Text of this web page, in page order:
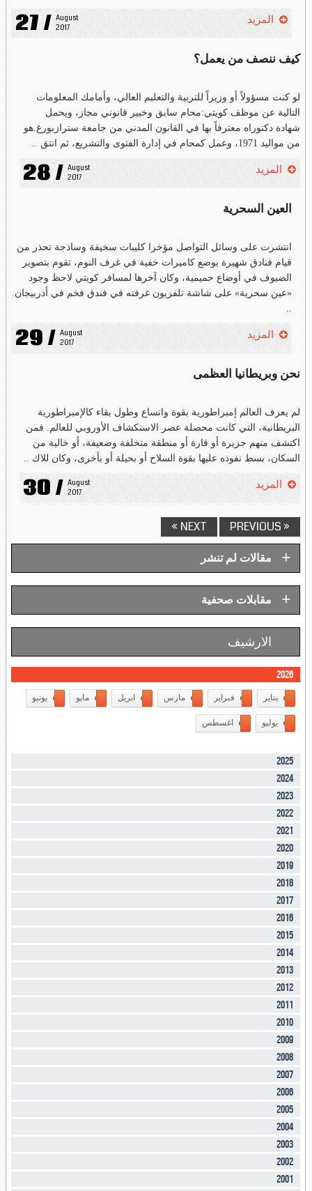
27 / August
2017
المزيد
كيف ننصف من يعمل؟
لو كنت مسؤولاً أو وزيراً للتربية والتعليم العالي، وأمامك المعلومات
التالية عن موظف كويتي:محام سابق وخبير قانوني مجاز، ويحمل
شهادة دكتوراه معترفاً بها في القانون المدني من جامعة سترازبورغ.هو
من مواليد 1971، وعمل كمحام في إدارة الفتوى والتشريع، ثم انتق ..
28 / August
2017
المزيد
العين السحرية
انتشرت على وسائل التواصل مؤخرا كليبات سخيفة وساذجة تحذر من
قيام فنادق شهيرة بوضع كاميرات خفية في غرف النوم، تقوم بتصوير
الضيوف في أوضاع حميمية، وكان آخرها لمسافر كويتي لاحظ وجود
«عين سحرية» على شاشة تلفزيون غرفته في فندق فخم في أذربيجان.
..
29 / August
2017
المزيد
نحن وبريطانيا العظمى
لم يعرف العالم إمبراطورية بقوة واتساع وطول بقاء كالإمبراطورية
البريطانية، التي كانت محصلة عصر الاستكشاف الأوروبي للعالم. فمن
اكتشف منهم جزيرة أو قارة أو منطقة متخلفة وضعيفة، أو خالية من
السكان، بسط نفوذه عليها بقوة السلاح أو بحيلة أو بأخرى، وكان للاك ..
30 / August
2017
المزيد
« PREVIOUS
NEXT »
مقالات لم تنشر +
مقابلات صحفية +
الارشيف
2026
يناير فبراير مارس ابريل مايو يونيو
يوليو اغسطس
2025
2024
2023
2022
2021
2020
2019
2018
2017
2016
2015
2014
2013
2012
2011
2010
2009
2008
2007
2006
2005
2004
2003
2002
2001